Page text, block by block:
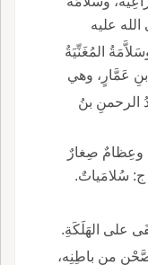
عليه
المُغَنِّيَةُ
بنِ عَمَّارٍ، وهي
الرحمنِ بنُ
وعِظامٌ صِغارٌ
ج: سُلامَياتٌ.
على الهَلَكَةِ.
والصَّحْنِ من باطِنِه،